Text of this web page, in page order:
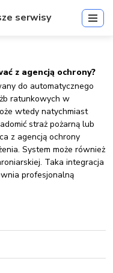
z agencją ochrony?
do automatycznego
ratunkowych w
wtedy natychmiast
straż pożarną lub
z agencją ochrony
System może również
Taka integracja
profesjonalną
serwisy